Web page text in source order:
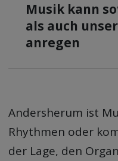
Musik kann
als auch
anregen
Andersherum ist
Rhythmen oder
der Lage, den